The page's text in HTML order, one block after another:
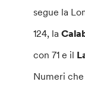
segue la
124, la
con 71 e il
Numeri